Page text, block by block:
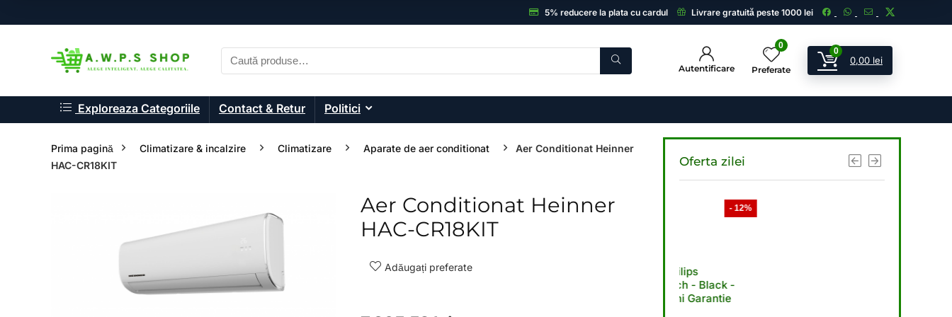
5% reducere la plata cu cardul Livrare gratuită peste 1000 lei
Autentificare
0
Preferate
0
0,00 lei
Exploreaza Categoriile Contact & Retur Politici
Prima pagină Climatizare & incalzire Climatizare Aparate de aer conditionat
Aer Conditionat Heinner
HAC-CR18KIT
Aer Conditionat Heinner
HAC-CR18KIT
Adăugați preferate
Oferta zilei
- 49%